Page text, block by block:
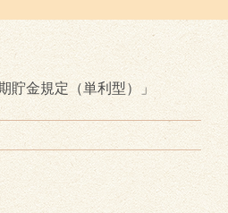
貯金規定（単利型）」